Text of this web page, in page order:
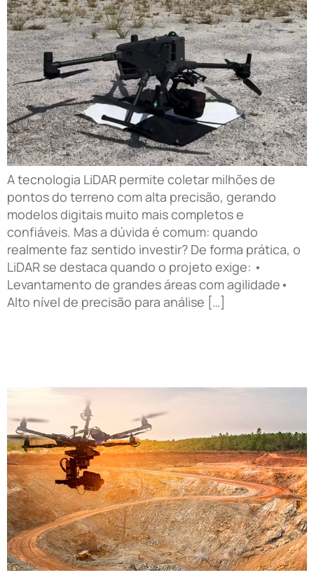
A tecnologia LiDAR permite coletar milhões de
pontos do terreno com alta precisão, gerando
modelos digitais muito mais completos e
confiáveis. Mas a dúvida é comum: quando
realmente faz sentido investir? De forma prática, o
LiDAR se destaca quando o projeto exige: •
Levantamento de grandes áreas com agilidade•
Alto nível de precisão para análise […]